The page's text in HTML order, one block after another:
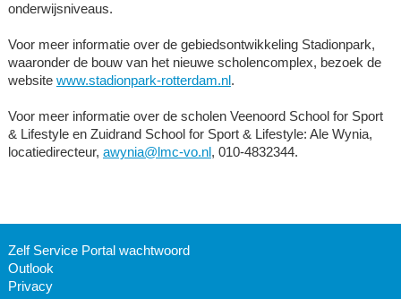
onderwijsniveaus.
Voor meer informatie over de gebiedsontwikkeling Stadionpark,
waaronder de bouw van het nieuwe scholencomplex, bezoek de
website www.stadionpark-rotterdam.nl.
Voor meer informatie over de scholen Veenoord School for Sport
& Lifestyle en Zuidrand School for Sport & Lifestyle: Ale Wynia,
locatiedirecteur, awynia@lmc-vo.nl, 010-4832344.
Zelf Service Portal wachtwoord
Outlook
Privacy